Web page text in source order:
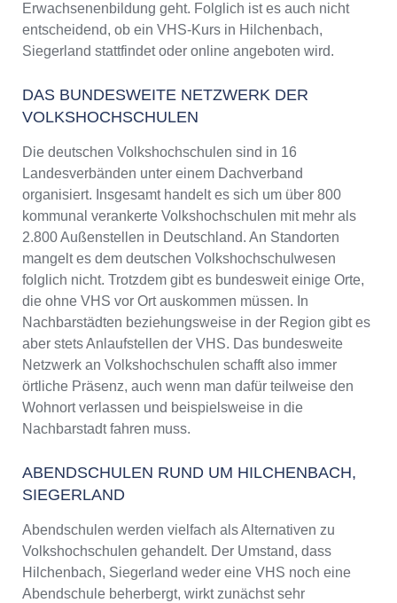
Erwachsenenbildung geht. Folglich ist es auch nicht
entscheidend, ob ein VHS-Kurs in Hilchenbach,
Siegerland stattfindet oder online angeboten wird.
DAS BUNDESWEITE NETZWERK DER
VOLKSHOCHSCHULEN
Die deutschen Volkshochschulen sind in 16
Landesverbänden unter einem Dachverband
organisiert. Insgesamt handelt es sich um über 800
kommunal verankerte Volkshochschulen mit mehr als
2.800 Außenstellen in Deutschland. An Standorten
mangelt es dem deutschen Volkshochschulwesen
folglich nicht. Trotzdem gibt es bundesweit einige Orte,
die ohne VHS vor Ort auskommen müssen. In
Nachbarstädten beziehungsweise in der Region gibt es
aber stets Anlaufstellen der VHS. Das bundesweite
Netzwerk an Volkshochschulen schafft also immer
örtliche Präsenz, auch wenn man dafür teilweise den
Wohnort verlassen und beispielsweise in die
Nachbarstadt fahren muss.
ABENDSCHULEN RUND UM HILCHENBACH,
SIEGERLAND
Abendschulen werden vielfach als Alternativen zu
Volkshochschulen gehandelt. Der Umstand, dass
Hilchenbach, Siegerland weder eine VHS noch eine
Abendschule beherbergt, wirkt zunächst sehr